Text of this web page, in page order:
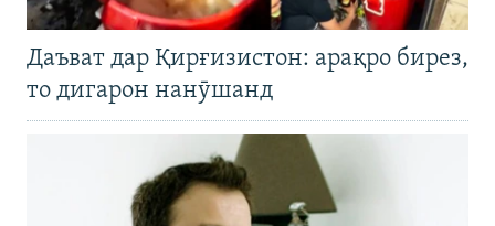
Даъват дар Қирғизистон: арақро бирез,
то дигарон нанӯшанд